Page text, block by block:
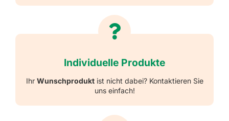
Individuelle Produkte
Ihr Wunschproduktist nicht dabei? Kontaktieren Sie
uns einfach!